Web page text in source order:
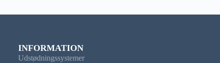
INFORMATION
Udstødningssystemer